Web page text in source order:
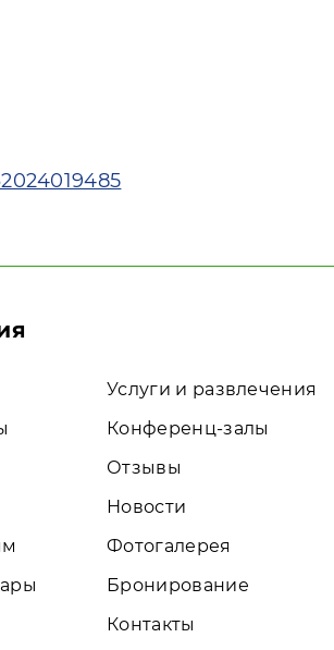
Услуги и развлечения
Конференц-залы
Отзывы
Новости
Фотогалерея
Бронирование
Контакты